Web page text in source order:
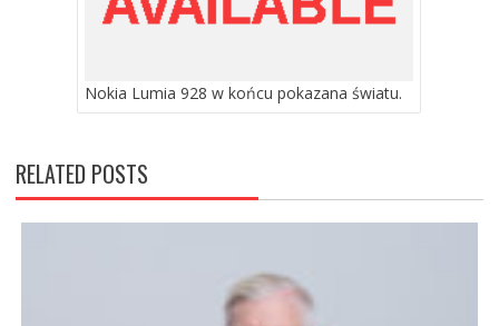
Nokia Lumia 928 w końcu pokazana światu.
RELATED POSTS